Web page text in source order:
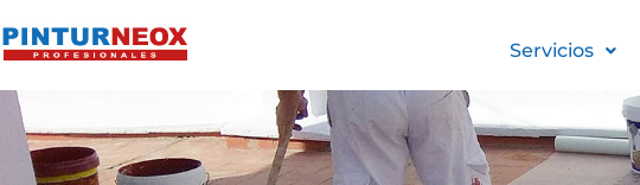
Servicios